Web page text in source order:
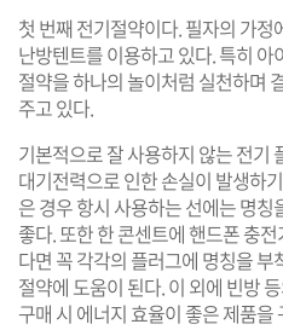
첫 번째 전기절약이다. 필자의 가
난방텐트를 이용하고 있다. 특히
절약을 하나의 놀이처럼 실천하며
주고 있다.
기본적으로 잘 사용하지 않는 전기
대기전력으로 인한 손실이 발생하
은 경우 항시 사용하는 선에는 명
좋다. 또한 한 콘센트에 핸드폰 충
다면 꼭 각각의 플러그에 명칭을
절약에 도움이 된다. 이 외에 빈방
구매 시 에너지 효율이 좋은 제품을